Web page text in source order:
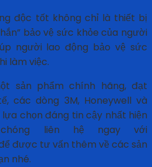
độc tốt không chỉ là thiết bị
bảo vệ sức khỏe của người
người lao động bảo vệ sức
làm việc.
sản phẩm chính hãng, đạt
các dòng 3M, Honeywell và
chọn đáng tin cậy nhất hiện
liên hệ ngay với
được tư vấn thêm về các sản
nhé.